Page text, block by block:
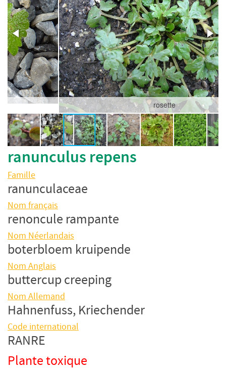
rosette
ranunculus repens
Famille
ranunculaceae
Nom français
renoncule rampante
Nom Néerlandais
boterbloem kruipende
Nom Anglais
buttercup creeping
Nom Allemand
Hahnenfuss, Kriechender
Code international
RANRE
Plante toxique